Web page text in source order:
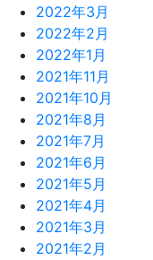
2022年3月
2022年2月
2022年1月
2021年11月
2021年10月
2021年8月
2021年7月
2021年6月
2021年5月
2021年4月
2021年3月
2021年2月